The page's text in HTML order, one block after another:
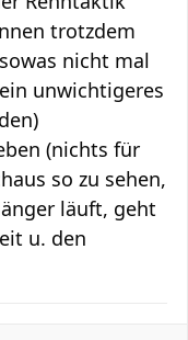
trotzdem
nicht mal
unwichtigeres
(nichts für
so zu sehen,
läuft, geht
u. den